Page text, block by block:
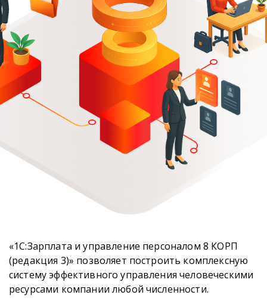
«1С:Зарплата и управление персоналом 8 КОРП
(редакция 3)» позволяет построить комплексную
систему эффективного управления человеческими
ресурсами компании любой численности.